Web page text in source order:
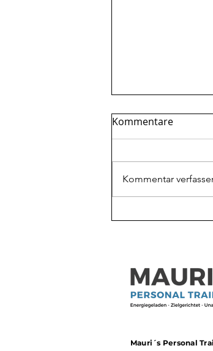
Mehr Protein
Kommentare
Kommentar
Mauri´s Personal